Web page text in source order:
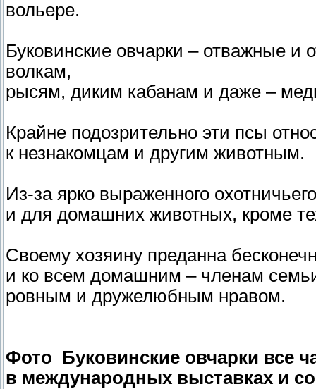
вольере.
Буковинские овчарки – отважные и
волкам,
рысям, диким кабанам и даже –
Крайне подозрительно эти псы
к незнакомцам и другим животным.
Из-за ярко выраженного
и для домашних животных, кроме
Своему хозяину преданна
и ко всем домашним – членам
ровным и дружелюбным нравом.
Фото Буковинские овчарки все
в международных выставках и